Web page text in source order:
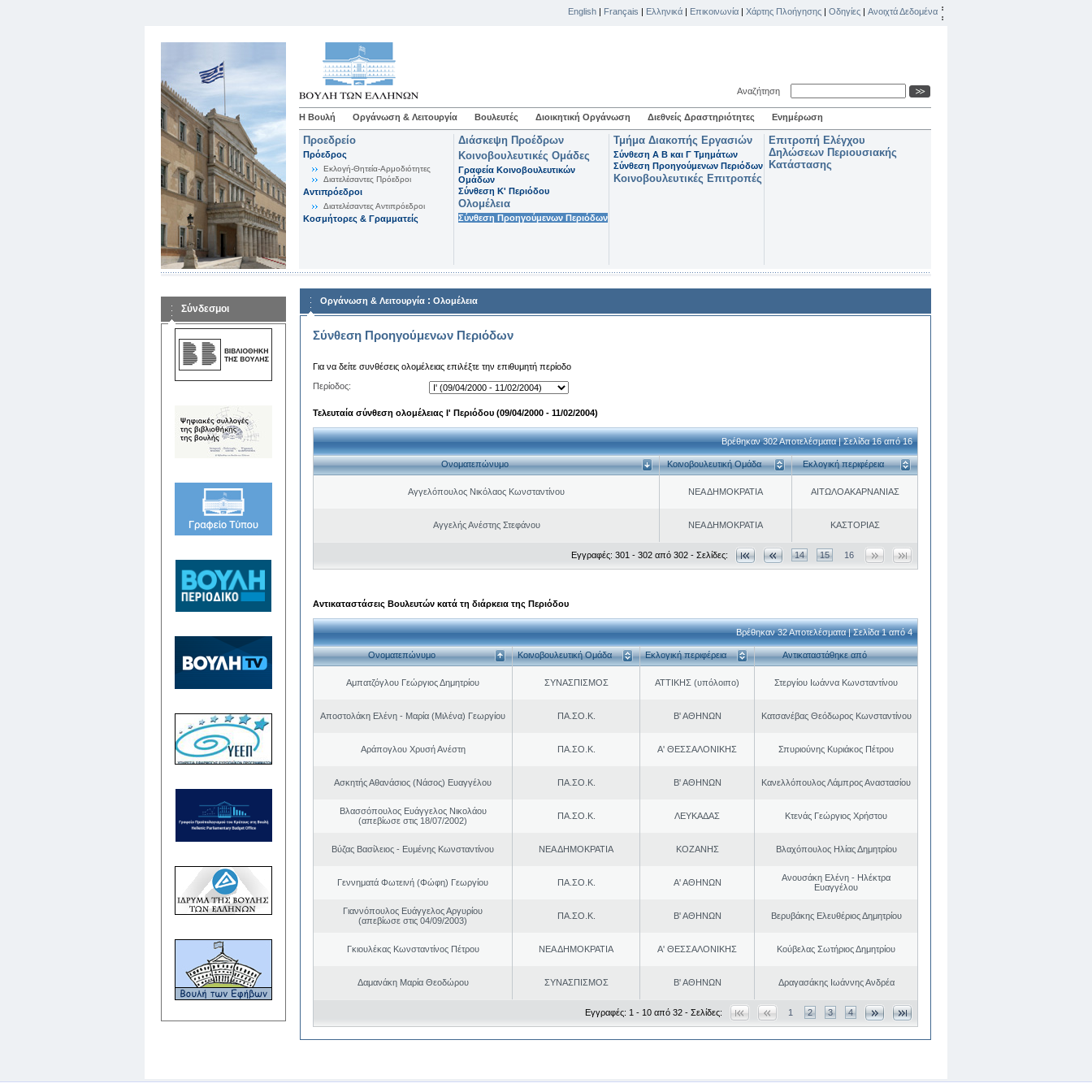
English | Français | Ελληνικά | Επικοινωνία | Χάρτης Πλοήγησης | Οδηγίες | Ανοιχτά Δεδομένα
Αναζήτηση
Η Βουλή Οργάνωση & Λειτουργία Βουλευτές Διοικητική Οργάνωση Διεθνείς Δραστηριότητες Ενημέρωση
Προεδρείο
Πρόεδρος
Εκλογή-Θητεία-Αρμοδιότητες
Διατελέσαντες Πρόεδροι
Αντιπρόεδροι
Διατελέσαντες Αντιπρόεδροι
Κοσμήτορες & Γραμματείς
Διάσκεψη Προέδρων
Κοινοβουλευτικές Ομάδες
Γραφεία Κοινοβουλευτικών
Ομάδων
Σύνθεση K' Περιόδου
Ολομέλεια
Σύνθεση Προηγούμενων Περιόδων
Τμήμα Διακοπής Εργασιών
Σύνθεση Α Β και Γ Τμημάτων
Σύνθεση Προηγούμενων Περιόδων
Κοινοβουλευτικές Επιτροπές
Επιτροπή Ελέγχου
Δηλώσεων Περιουσιακής
Κατάστασης
Σύνδεσμοι
Οργάνωση & Λειτουργία : Ολομέλεια
Σύνθεση Προηγούμενων Περιόδων
Για να δείτε συνθέσεις ολομέλειας επιλέξτε την επιθυμητή περίοδο
Περίοδος:
Τελευταία σύνθεση ολομέλειας Ι' Περιόδου (09/04/2000 - 11/02/2004)
Βρέθηκαν 302 Αποτελέσματα | Σελίδα 16 από 16
Ονοματεπώνυμο Κοινοβουλευτική Ομάδα Εκλογική περιφέρεια
Αγγελόπουλος Νικόλαος Κωνσταντίνου ΝΕΑ ΔΗΜΟΚΡΑΤΙΑ ΑΙΤΩΛΟΑΚΑΡΝΑΝΙΑΣ
Αγγελής Ανέστης Στεφάνου ΝΕΑ ΔΗΜΟΚΡΑΤΙΑ ΚΑΣΤΟΡΙΑΣ
Εγγραφές: 301 - 302 από 302 - Σελίδες: 14 15 16
Αντικαταστάσεις Βουλευτών κατά τη διάρκεια της Περιόδου
Βρέθηκαν 32 Αποτελέσματα | Σελίδα 1 από 4
Ονοματεπώνυμο Κοινοβουλευτική Ομάδα Εκλογική περιφέρεια Αντικαταστάθηκε από
Αμπατζόγλου Γεώργιος Δημητρίου ΣΥΝΑΣΠΙΣΜΟΣ ΑΤΤΙΚΗΣ (υπόλοιπο) Στεργίου Ιωάννα Κωνσταντίνου
Αποστολάκη Ελένη - Μαρία (Μιλένα) Γεωργίου ΠΑ.ΣΟ.Κ. Β' ΑΘΗΝΩΝ Κατσανέβας Θεόδωρος Κωνσταντίνου
Αράπογλου Χρυσή Ανέστη ΠΑ.ΣΟ.Κ. Α' ΘΕΣΣΑΛΟΝΙΚΗΣ Σπυριούνης Κυριάκος Πέτρου
Ασκητής Αθανάσιος (Νάσος) Ευαγγέλου ΠΑ.ΣΟ.Κ. Β' ΑΘΗΝΩΝ Κανελλόπουλος Λάμπρος Αναστασίου
Βλασσόπουλος Ευάγγελος Νικολάου
(απεβίωσε στις 18/07/2002)
ΠΑ.ΣΟ.Κ. ΛΕΥΚΑΔΑΣ Κτενάς Γεώργιος Χρήστου
Βύζας Βασίλειος - Ευμένης Κωνσταντίνου ΝΕΑ ΔΗΜΟΚΡΑΤΙΑ ΚΟΖΑΝΗΣ Βλαχόπουλος Ηλίας Δημητρίου
Γεννηματά Φωτεινή (Φώφη) Γεωργίου ΠΑ.ΣΟ.Κ. Α' ΑΘΗΝΩΝ
Ανουσάκη Ελένη - Ηλέκτρα
Ευαγγέλου
Γιαννόπουλος Ευάγγελος Αργυρίου
(απεβίωσε στις 04/09/2003)
ΠΑ.ΣΟ.Κ. Β' ΑΘΗΝΩΝ Βερυβάκης Ελευθέριος Δημητρίου
Γκιουλέκας Κωνσταντίνος Πέτρου ΝΕΑ ΔΗΜΟΚΡΑΤΙΑ Α' ΘΕΣΣΑΛΟΝΙΚΗΣ Κούβελας Σωτήριος Δημητρίου
Δαμανάκη Μαρία Θεοδώρου ΣΥΝΑΣΠΙΣΜΟΣ Β' ΑΘΗΝΩΝ Δραγασάκης Ιωάννης Ανδρέα
Εγγραφές: 1 - 10 από 32 - Σελίδες: 1 2 3 4